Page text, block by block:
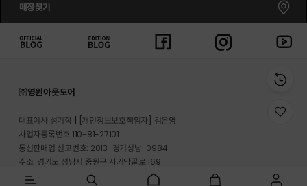
매장찾기
㈜영원아웃도어
대표이사 성기학
[개인정보보호책임자] 김은영
사업자등록번호 110-81-27101
통신판매업 신고번호: 2013-경기성남-0984
주소: 경기도 성남시 중원구 사기막골로 169
반송지 주소 : 경기도 이천시 마장면 프리미엄 아울렛로 33-20
위
이